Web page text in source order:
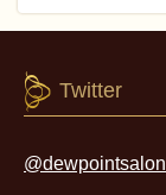
Twitter